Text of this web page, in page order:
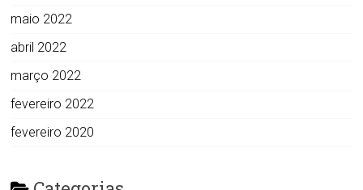
maio 2022
abril 2022
março 2022
fevereiro 2022
fevereiro 2020